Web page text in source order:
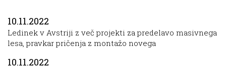
10.11.2022
Ledinek v Avstriji z več projekti za predelavo masivnega
lesa, pravkar pričenja z montažo novega
10.11.2022